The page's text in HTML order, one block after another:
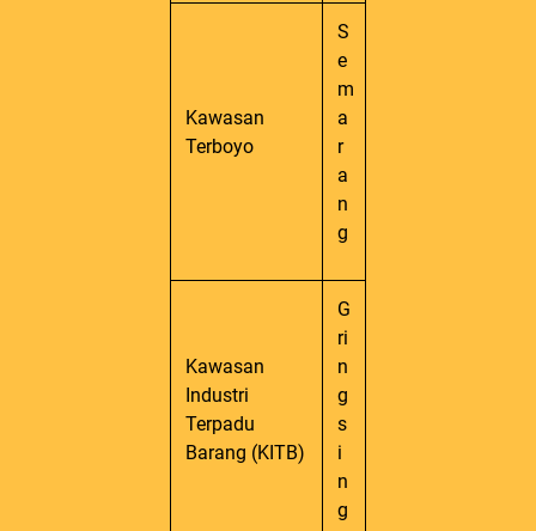
Kawasan
Terboyo
S
e
m
a
r
a
n
g
Kawasan
Industri
Terpadu
Barang (KITB)
G
ri
n
g
s
i
n
g